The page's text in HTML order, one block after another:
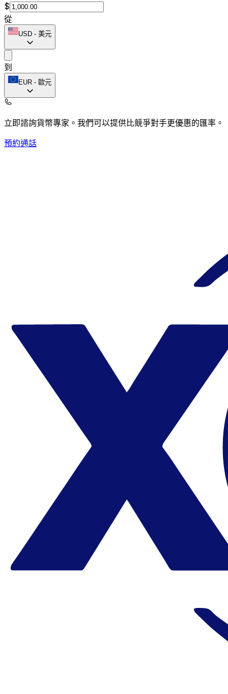
$
從
USD - 美元
到
EUR - 歐元
立即諮詢貨幣專家。 我們可以提供比競爭對手更優惠的匯率。
預約通話